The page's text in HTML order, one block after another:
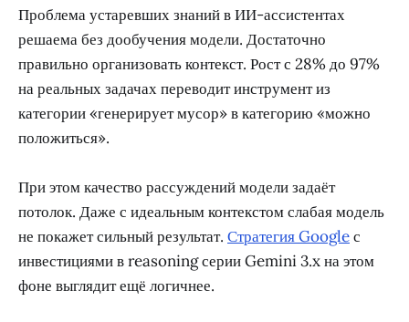
Проблема устаревших знаний в ИИ-ассистентах
решаема без дообучения модели. Достаточно
правильно организовать контекст. Рост с 28% до 97%
на реальных задачах переводит инструмент из
категории «генерирует мусор» в категорию «можно
положиться».
При этом качество рассуждений модели задаёт
потолок. Даже с идеальным контекстом слабая модель
не покажет сильный результат. Стратегия Googleс
инвестициями в reasoning серии Gemini 3.x на этом
фоне выглядит ещё логичнее.